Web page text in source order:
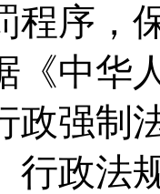
程序，
《中华
政强制
行政法